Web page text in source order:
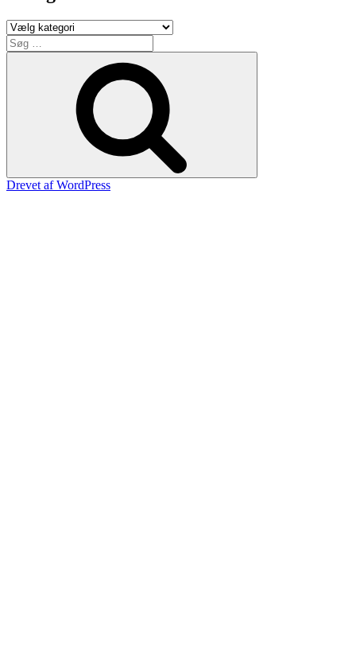
Kategorier
Søg
efter:
Drevet af WordPress